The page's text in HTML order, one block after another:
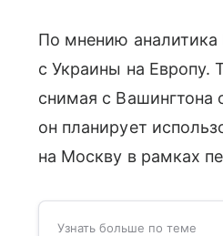
По мнению
с Украины на Европу.
снимая с Вашингтона
он планирует
на Москву в рамках
Узнать больше по теме